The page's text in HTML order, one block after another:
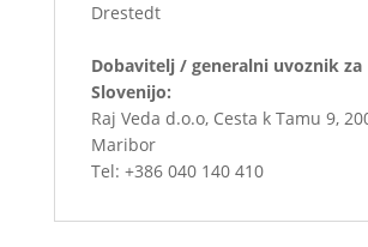
Drestedt
Dobavitelj / generalni uvoznik za
Slovenijo:
Raj Veda d.o.o, Cesta k Tamu 9,
Maribor
Tel: +386 040 140 410